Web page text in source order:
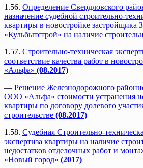
1.56. Определение Свердловского
назначение судебной строительно-
квартиры в новостройке
«Кульбытстрой» на наличие
1.57. Строительно-техническая
соответствие качества работ в
«Альфа» (08.2017)
— Решение Железнодорожного
ООО «Альфа» стоимости устранения
квартиры по договору долевого
строительстве (08.2017)
1.58. Судебная Строительно-
экспертиза квартиры на наличие
недостатков отделочных работ и
«Новый город» (2017)